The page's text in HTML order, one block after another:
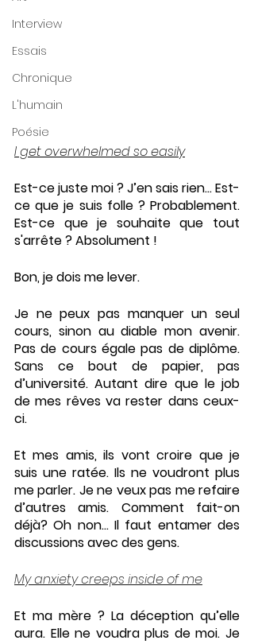
Interview
Essais
Chronique
L'humain
Poésie
I get overwhelmed so easily
Est-ce juste moi ? J’en sais rien... Est-
ce que je suis folle ? Probablement.
Est-ce que je souhaite que tout
s'arrête ? Absolument !
Bon, je dois me lever.
Je ne peux pas manquer un seul
cours, sinon au diable mon avenir.
Pas de cours égale pas de diplôme.
Sans ce bout de papier, pas
d’université. Autant dire que le job
de mes rêves va rester dans ceux-
ci.
Et mes amis, ils vont croire que je
suis une ratée. Ils ne voudront plus
me parler. Je ne veux pas me refaire
d’autres amis. Comment fait-on
déjà? Oh non... Il faut entamer des
discussions avec des gens.
My anxiety creeps inside of me
Et ma mère ? La déception qu’elle
aura. Elle ne voudra plus de moi. Je